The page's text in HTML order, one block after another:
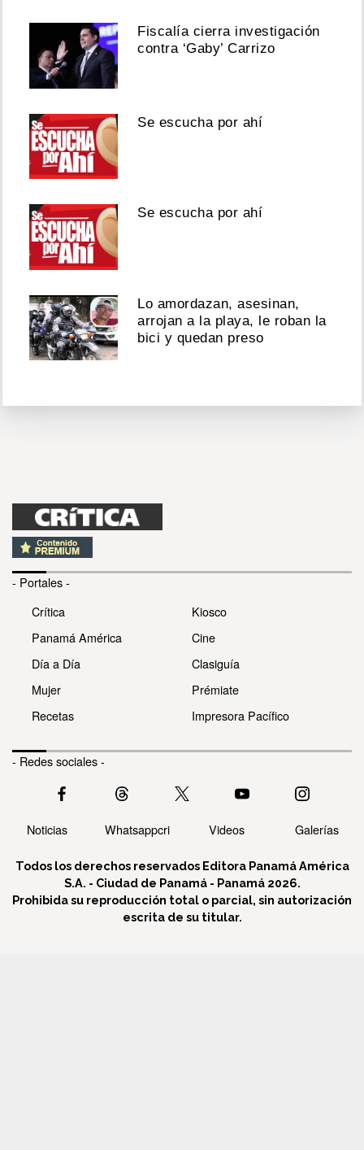
Fiscalía cierra investigación
contra ‘Gaby’ Carrizo
Se escucha por ahí
Se escucha por ahí
Lo amordazan, asesinan,
arrojan a la playa, le roban la
bici y quedan preso
- Portales -
Crítica
Panamá América
Día a Día
Mujer
Recetas
Kiosco
Cine
Clasiguía
Prémiate
Impresora Pacífico
- Redes sociales -
Noticias Whatsappcri Videos Galerías
Todos los derechos reservados Editora Panamá América
S.A. - Ciudad de Panamá - Panamá 2026.
Prohibida su reproducción total o parcial, sin autorización
escrita de su titular.